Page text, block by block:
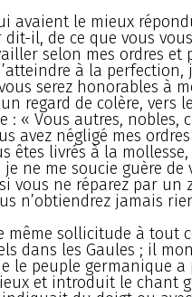
avaient le mieux
il, de ce que vous
selon mes ordres et
à la perfection,
serez honorables à
regard de colère, vers
: « Vous autres, nobles,
avez négligé mes
êtes livrés à la
ne me soucie guère de
vous ne réparez par un
n’obtiendrez jamais
même sollicitude à tout
dans les Gaules ; il
le peuple germanique
et introduit le chant